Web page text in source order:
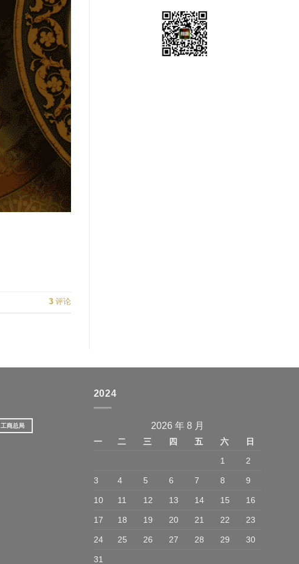
3 评论
工商总局
2024
2026 年 8 月
一 二 三 四 五 六
日
1
2
3 4 5 6 7 8 9
10 11 12 13 14 15 16
17 18 19 20 21 22 23
24 25 26 27 28 29 30
31